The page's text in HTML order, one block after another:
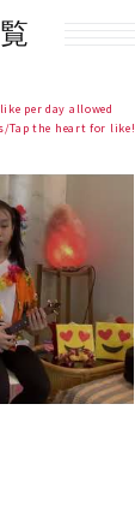
per day allowed
Tap the heart for like!